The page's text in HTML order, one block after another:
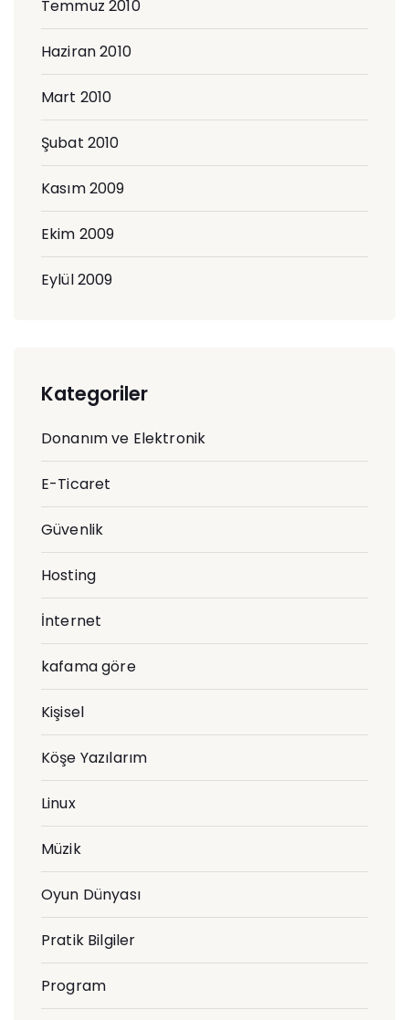
Temmuz 2010
Haziran 2010
Mart 2010
Şubat 2010
Kasım 2009
Ekim 2009
Eylül 2009
Kategoriler
Donanım ve Elektronik
E-Ticaret
Güvenlik
Hosting
İnternet
kafama göre
Kişisel
Köşe Yazılarım
Linux
Müzik
Oyun Dünyası
Pratik Bilgiler
Program